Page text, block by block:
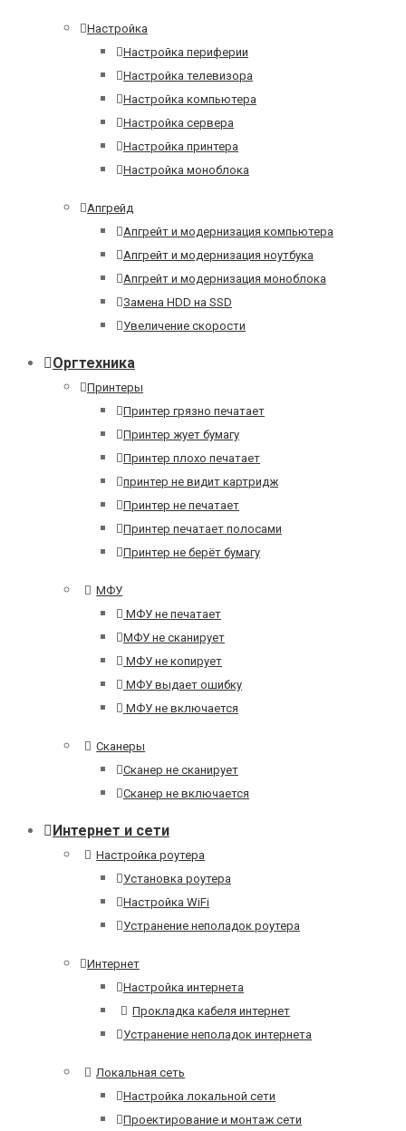
Настройка
Настройка периферии
Настройка телевизора
Настройка компьютера
Настройка сервера
Настройка принтера
Настройка моноблока
Апгрейд
Апгрейт и модернизация компьютера
Апгрейт и модернизация ноутбука
Апгрейт и модернизация моноблока
Замена HDD на SSD
Увеличение скорости
Оргтехника
Принтеры
Принтер грязно печатает
Принтер жует бумагу
Принтер плохо печатает
принтер не видит картридж
Принтер не печатает
Принтер печатает полосами
Принтер не берёт бумагу
МФУ
МФУ не печатает
МФУ не сканирует
МФУ не копирует
МФУ выдает ошибку
МФУ не включается
Сканеры
Сканер не сканирует
Сканер не включается
Интернет и сети
Настройка роутера
Установка роутера
Настройка WiFi
Устранение неполадок роутера
Интернет
Настройка интернета
Прокладка кабеля интернет
Устранение неполадок интернета
Локальная сеть
Настройка локальной сети
Проектирование и монтаж сети